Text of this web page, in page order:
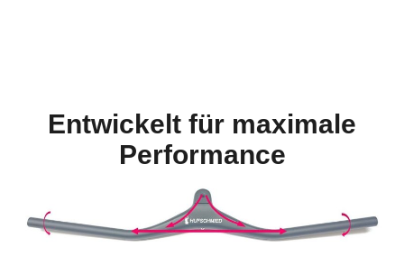
Entwickelt für maximale
Performance